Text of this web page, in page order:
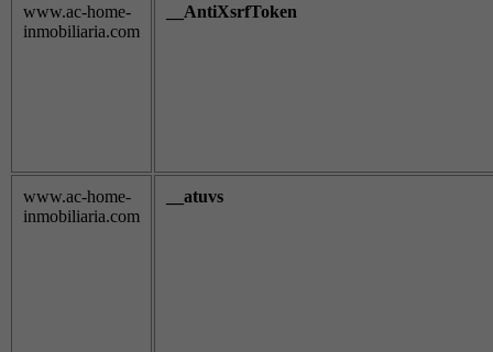
www.ac-home-
inmobiliaria.com
__AntiXsrfToken
www.ac-home-
inmobiliaria.com
__atuvs